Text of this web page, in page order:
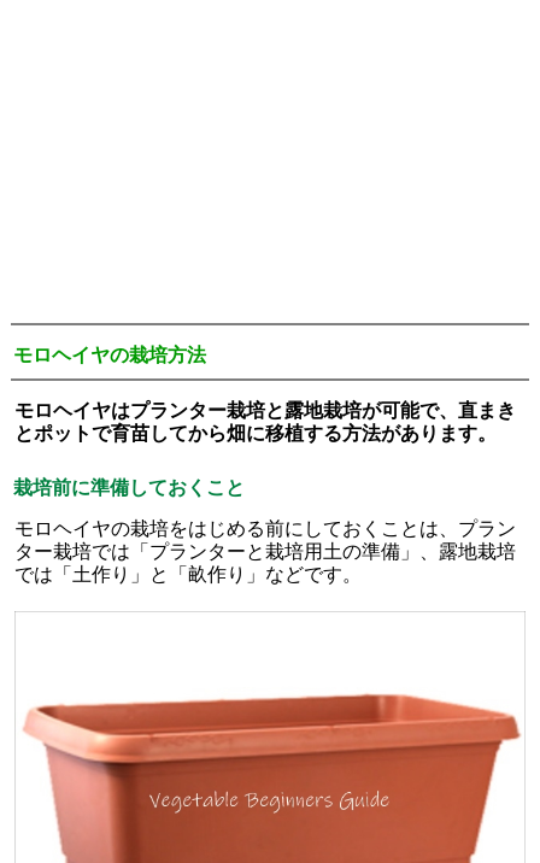
モロヘイヤの栽培方法
モロヘイヤはプランター栽培と露地栽培が可能で、直まき
とポットで育苗してから畑に移植する方法があります。
栽培前に準備しておくこと
モロヘイヤの栽培をはじめる前にしておくことは、プラン
ター栽培では「プランターと栽培用土の準備」、露地栽培
では「土作り」と「畝作り」などです。